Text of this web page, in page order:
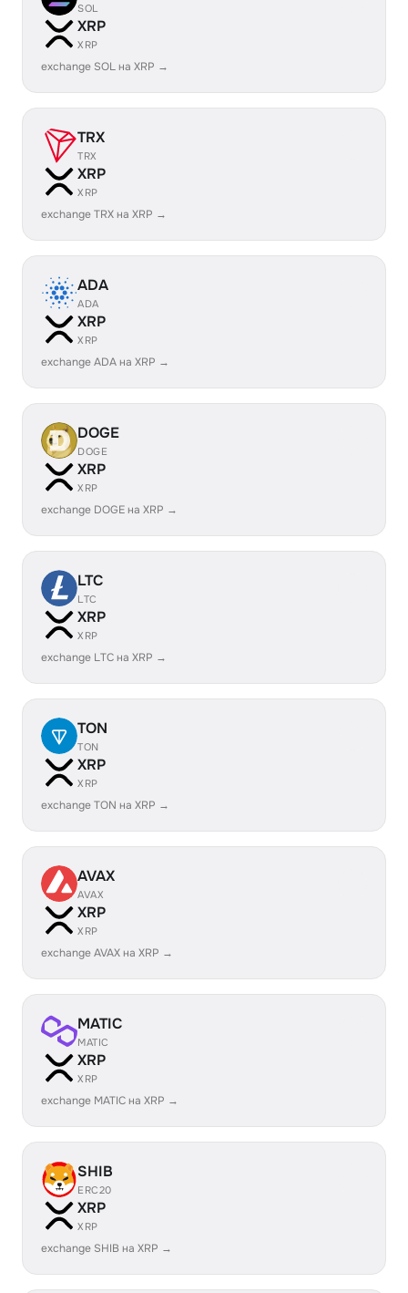
SOL
XRP
XRP
exchange SOL на XRP →
TRX
TRX
XRP
XRP
exchange TRX на XRP →
ADA
ADA
XRP
XRP
exchange ADA на XRP →
DOGE
DOGE
XRP
XRP
exchange DOGE на XRP →
LTC
LTC
XRP
XRP
exchange LTC на XRP →
TON
TON
XRP
XRP
exchange TON на XRP →
AVAX
AVAX
XRP
XRP
exchange AVAX на XRP →
MATIC
MATIC
XRP
XRP
exchange MATIC на XRP →
SHIB
ERC20
XRP
XRP
exchange SHIB на XRP →